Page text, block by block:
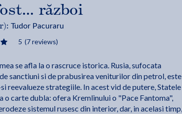
război
Tudor Pacuraru
5 (7 reviews)
se afla la o rascruce istorica. Rusia, sufocata
sanctiuni si de prabusirea veniturilor din petrol, este
reevalueze strategiile. In acest vid de putere, Statele
o carte dubla: ofera Kremlinului o "Pace Fantoma",
sistemul rusesc din interior, dar, in acelasi timp,